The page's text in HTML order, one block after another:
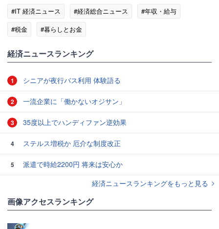
#IT 経済ニュース #経済総合ニュース
#年収・給与
#税金
#暮らしとお金
経済ニュースランキング
1 シニアが夜行バス利用 体験語る
2 一流企業に「働かないオジサン」
3 35度以上でハンディファン逆効果
4 ステルス増税か 厄介な制度改正
5
派遣で時給2200円 将来は安心か
経済ニュースランキングをもっと見る
画像アクセスランキング